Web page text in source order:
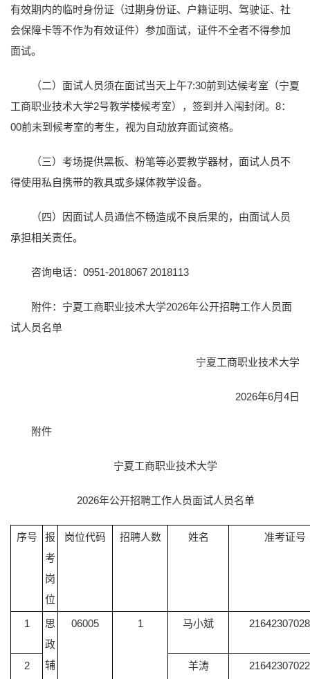
有效期内的临时身份证（过期身份证、户籍证明、驾驶证、社
会保障卡等不作为有效证件）参加面试，证件不全者不得参加
面试。
（二）面试人员须在面试当天上午7:30前到达候考室（宁夏
工商职业技术大学2号教学楼候考室），签到并入闱封闭。8：
00前未到候考室的考生，视为自动放弃面试资格。
（三）考场提供黑板、粉笔等必要教学器材，面试人员不
得使用私自携带的教具或多媒体教学设备。
（四）因面试人员通信不畅造成不良后果的，由面试人员
承担相关责任。
咨询电话：0951-2018067 2018113
附件：宁夏工商职业技术大学2026年公开招聘工作人员面
试人员名单
宁夏工商职业技术大学
2026年6月4日
附件
宁夏工商职业技术大学
2026年公开招聘工作人员面试人员名单
序号
报
考
岗
位
岗位代码 招聘人数 姓名 准考证号
1
思
政
辅
06005 1 马小斌
2 羊涛